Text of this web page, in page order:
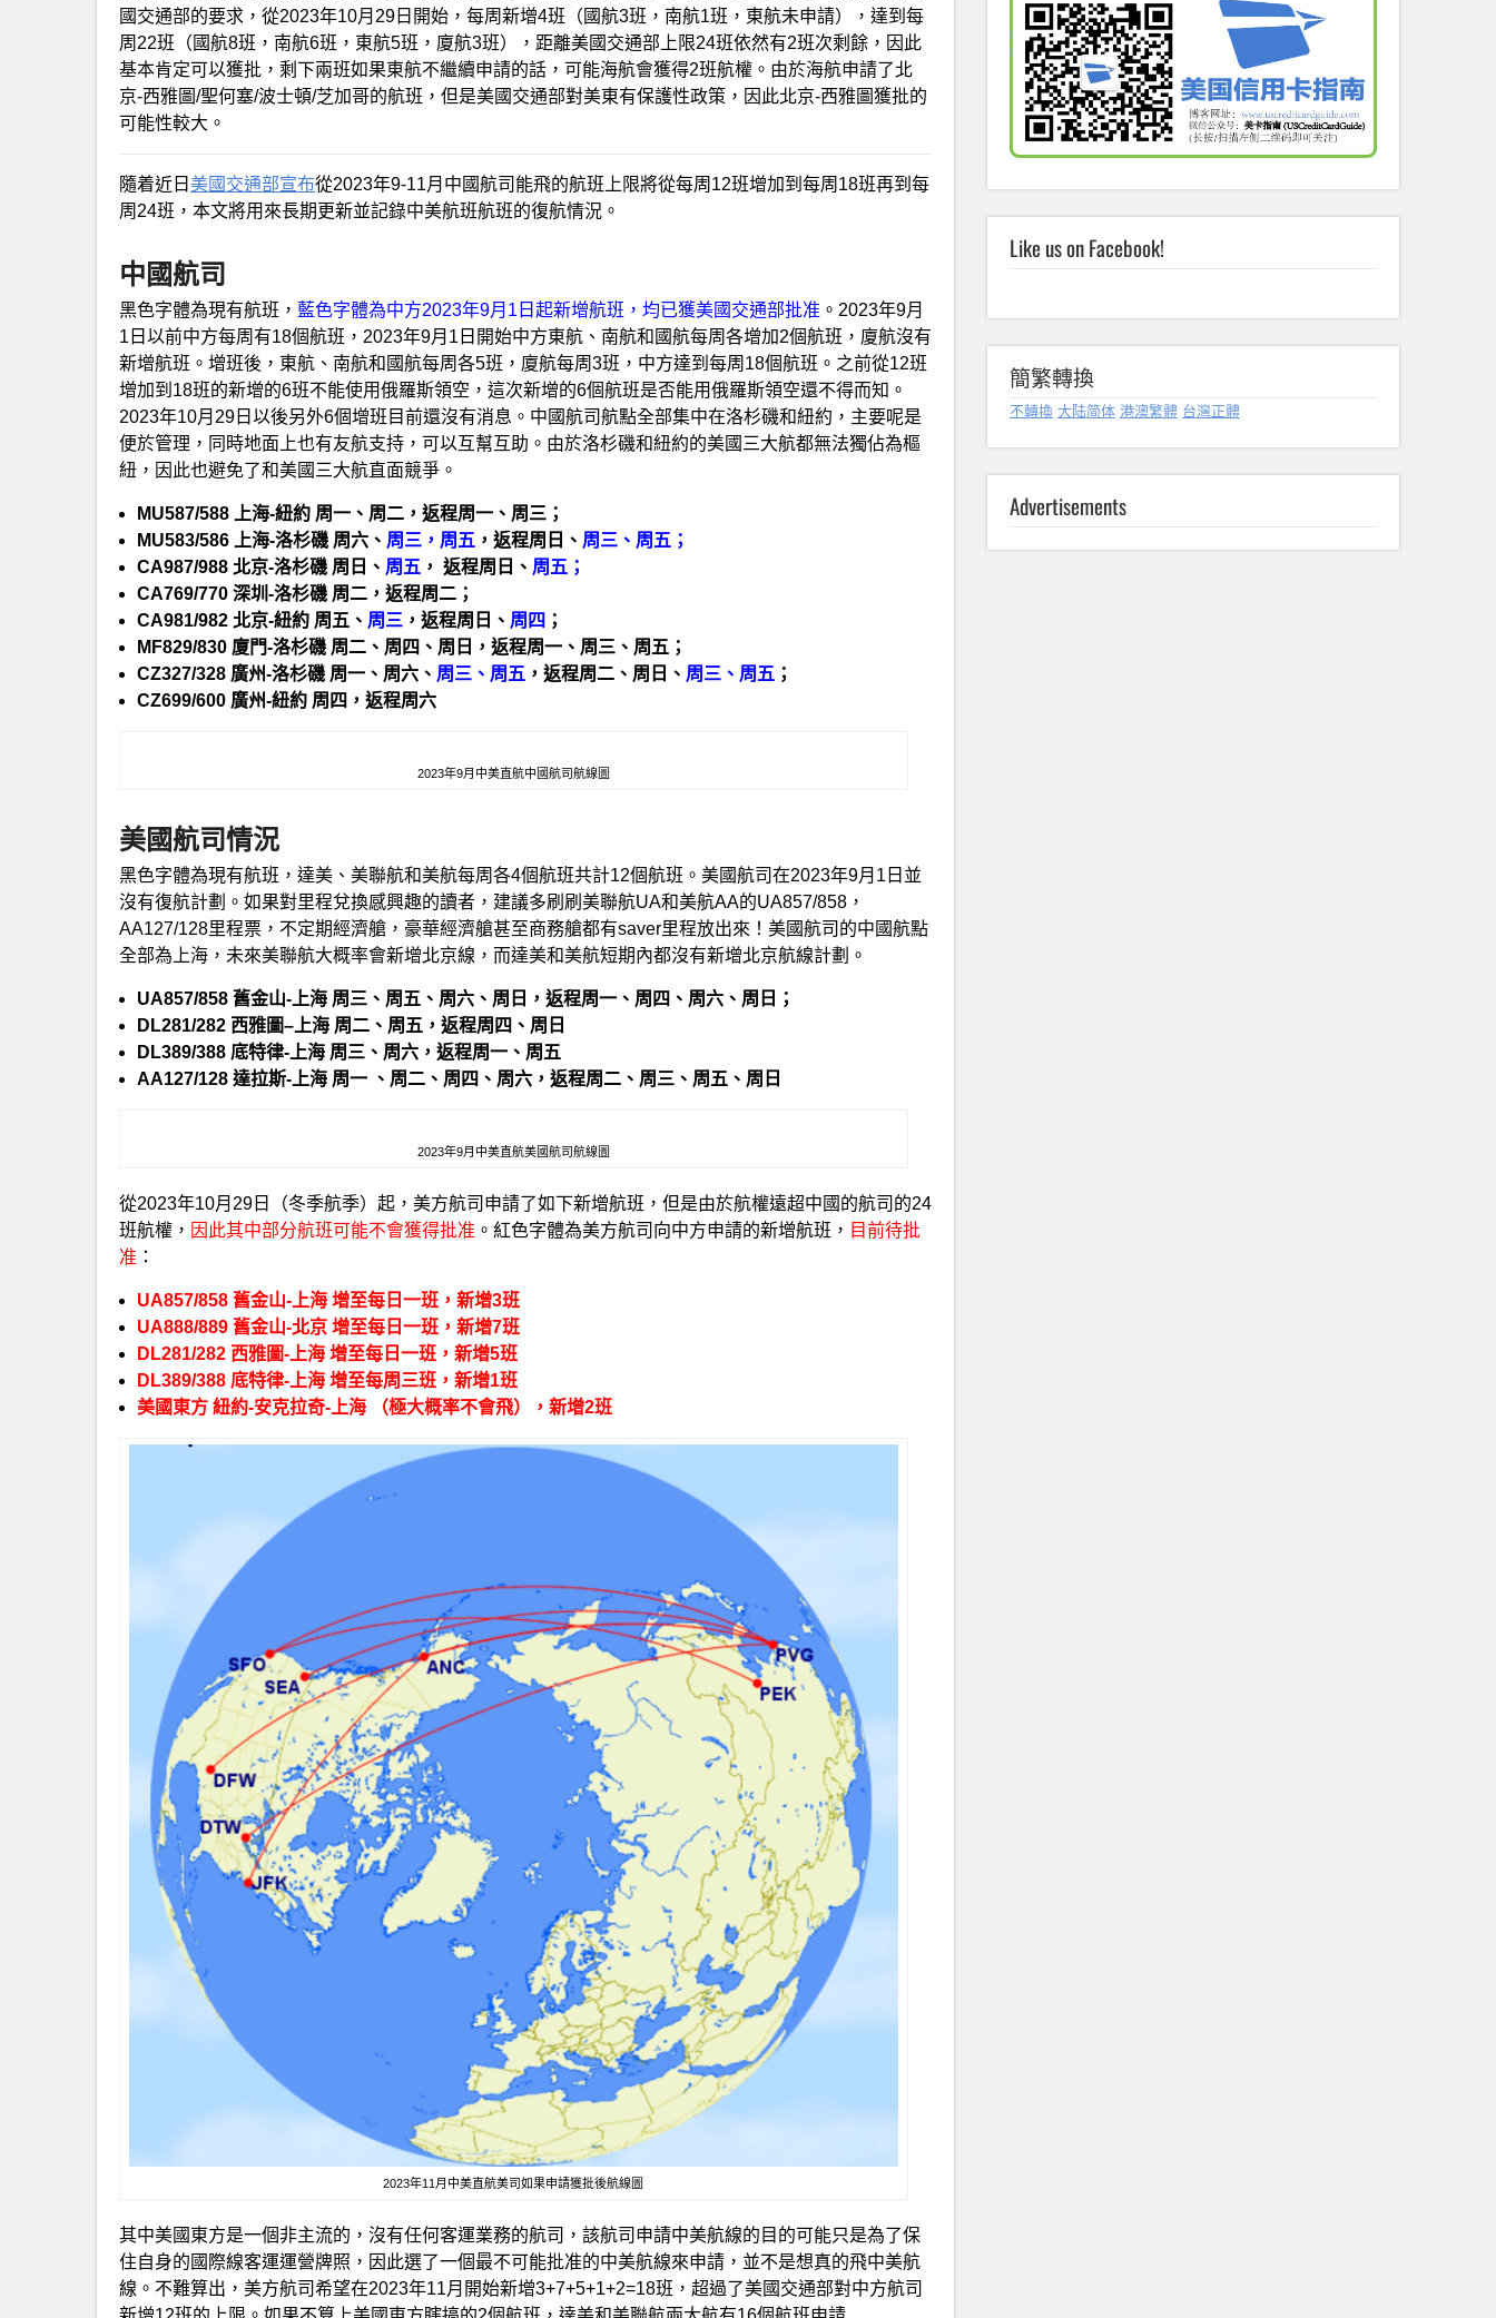
國交通部的要求，從2023年10月29日開始，每周新增4班（國航3班，南航1班，東航未申請），達到每
周22班（國航8班，南航6班，東航5班，廈航3班），距離美國交通部上限24班依然有2班次剩餘，因此
基本肯定可以獲批，剩下兩班如果東航不繼續申請的話，可能海航會獲得2班航權。由於海航申請了北
京-西雅圖/聖何塞/波士頓/芝加哥的航班，但是美國交通部對美東有保護性政策，因此北京-西雅圖獲批的
可能性較大。
隨着近日 美國交通部宣布從2023年9-11月中國航司能飛的航班上限將從每周12班增加到每周18班再到每
周24班，本文將用來長期更新並記錄中美航班航班的復航情況。
中國航司
黑色字體為現有航班， 藍色字體為中方2023年9月1日起新增航班，均已獲美國交通部批准 。2023年9月
1日以前中方每周有18個航班，2023年9月1日開始中方東航、南航和國航每周各增加2個航班，廈航沒有
新增航班。增班後，東航、南航和國航每周各5班，廈航每周3班，中方達到每周18個航班。之前從12班
增加到18班的新增的6班不能使用俄羅斯領空，這次新增的6個航班是否能用俄羅斯領空還不得而知。
2023年10月29日以後另外6個增班目前還沒有消息。中國航司航點全部集中在洛杉磯和紐約，主要呢是
便於管理，同時地面上也有友航支持，可以互幫互助。由於洛杉磯和紐約的美國三大航都無法獨佔為樞
紐，因此也避免了和美國三大航直面競爭。
MU587/588 上海-紐約 周一、周二，返程周一、周三；
MU583/586 上海-洛杉磯 周六、 周三，周五 ，返程周日、 周三、周五；
CA987/988 北京-洛杉磯 周日、 周五 ， 返程周日、 周五；
CA769/770 深圳-洛杉磯 周二，返程周二；
CA981/982 北京-紐約 周五、 周三 ，返程周日、 周四 ；
MF829/830 廈門-洛杉磯 周二、周四、周日，返程周一、周三、周五；
CZ327/328 廣州-洛杉磯 周一、周六、 周三、周五 ，返程周二、周日、 周三、周五 ；
CZ699/600 廣州-紐約 周四，返程周六
2023年9月中美直航中國航司航線圖
美國航司情況
黑色字體為現有航班，達美、美聯航和美航每周各4個航班共計12個航班。美國航司在2023年9月1日並
沒有復航計劃。如果對里程兌換感興趣的讀者，建議多刷刷美聯航UA和美航AA的UA857/858，
AA127/128里程票，不定期經濟艙，豪華經濟艙甚至商務艙都有saver里程放出來！美國航司的中國航點
全部為上海，未來美聯航大概率會新增北京線，而達美和美航短期內都沒有新增北京航線計劃。
UA857/858 舊金山-上海 周三、周五、周六、周日，返程周一、周四、周六、周日；
DL281/282 西雅圖–上海 周二、周五，返程周四、周日
DL389/388 底特律-上海 周三、周六，返程周一、周五
AA127/128 達拉斯-上海 周一 、周二、周四、周六，返程周二、周三、周五、周日
2023年9月中美直航美國航司航線圖
從2023年10月29日（冬季航季）起，美方航司申請了如下新增航班，但是由於航權遠超中國的航司的24
班航權， 因此其中部分航班可能不會獲得批准 。紅色字體為美方航司向中方申請的新增航班， 目前待批
准 ：
UA857/858 舊金山-上海 增至每日一班，新增3班
UA888/889 舊金山-北京 增至每日一班，新增7班
DL281/282 西雅圖-上海 增至每日一班，新增5班
DL389/388 底特律-上海 增至每周三班，新增1班
美國東方 紐約-安克拉奇-上海 （極大概率不會飛），新增2班
2023年11月中美直航美司如果申請獲批後航線圖
其中美國東方是一個非主流的，沒有任何客運業務的航司，該航司申請中美航線的目的可能只是為了保
住自身的國際線客運運營牌照，因此選了一個最不可能批准的中美航線來申請，並不是想真的飛中美航
線。不難算出，美方航司希望在2023年11月開始新增3+7+5+1+2=18班，超過了美國交通部對中方航司
Like us on Facebook!
簡繁轉換
不轉換 大陆简体 港澳繁體 台灣正體
Advertisements